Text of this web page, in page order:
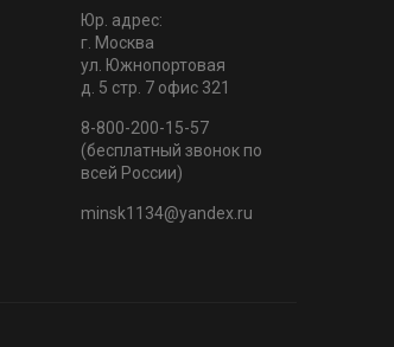
Юр. адрес:
г. Москва
ул. Южнопортовая
д. 5 стр. 7 офис 321
8-800-200-15-57
(бесплатный звонок по
всей России)
minsk1134@yandex.ru